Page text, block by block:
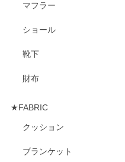
マフラー
ショール
靴下
財布
★FABRIC
クッション
ブランケット